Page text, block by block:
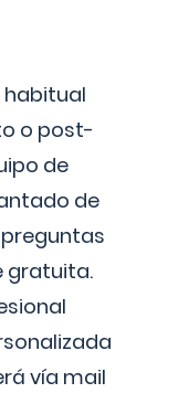
habitual
o post-
de
de
gratuita.
vía mail